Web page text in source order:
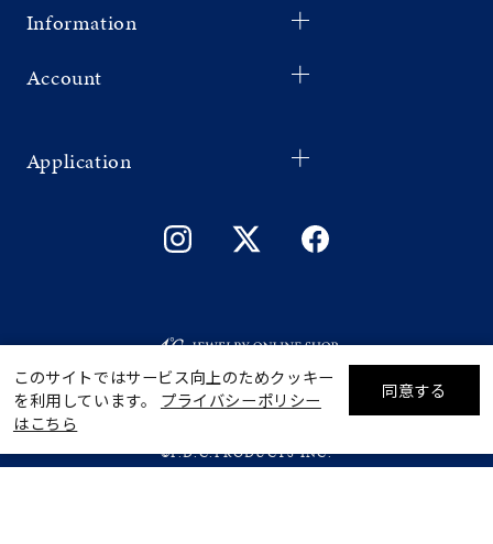
絞り込んで検索する
Information
Account
Application
©F.D.C.PRODUCTS INC.
このサイトではサービス向上のためクッキー
を利用しています。 プライバシーポリシー
はこちら
同意する